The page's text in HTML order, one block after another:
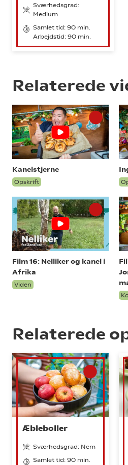
Sværhedsgrad:
Medium
Samlet tid: 90 min.
Arbejdstid: 90 min.
Relaterede
Kanelstjerne
Opskrift
Film 16: Nelliker og kanel i
Afrika
Viden
Relaterede
Æbleboller
Sværhedsgrad: Nem
Samlet tid: 90 min.